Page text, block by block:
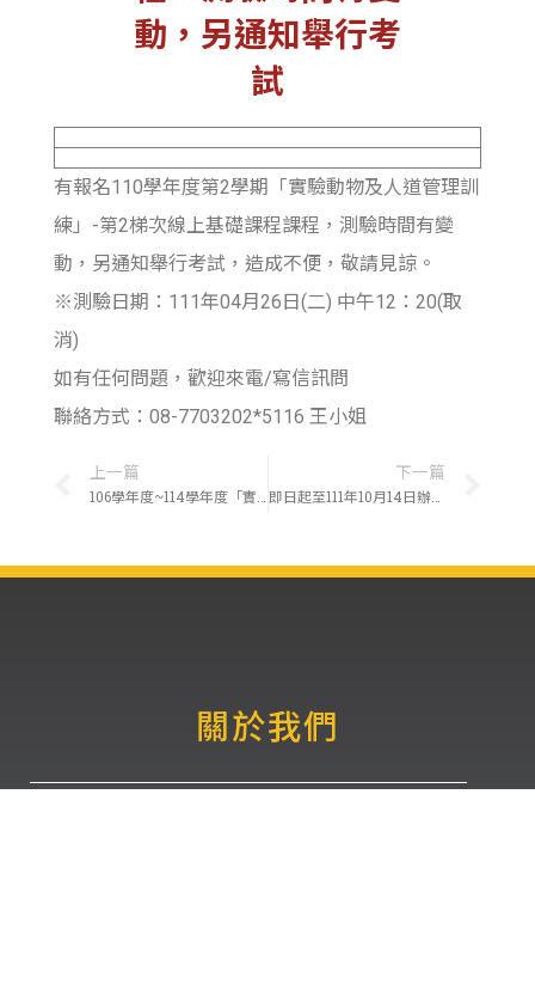
動，另通知舉行考
試
有報名110學年度第2學期「實驗動物及人道管理訓
練」-第2梯次線上基礎課程課程，測驗時間有變
動，另通知舉行考試，造成不便，敬請見諒。
※測驗日期：111年04月26日(二) 中午12：20(取
消)
如有任何問題，歡迎來電/寫信訊問
聯絡方式：08-7703202*5116 王小姐
上一篇
106學年度~114學年度「實驗動物及人道管理訓練-基礎課程」合格證書，未領取者請至實驗動物中心領取。(1150330更新)
下一篇
即日起至111年10月14日辦理111年第一學期「實驗動物及人道管理訓練-基礎課程」(線上)-第2梯次，請有意進行實驗動物的教職員生，請參加本次課程。
關於我們